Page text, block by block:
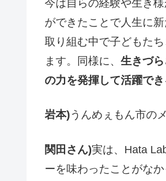
今は自らの経験や生き
ができたことで人生に
取り組む中で子どもた
ます。同様に、 生きづ
の力を発揮して活躍で
岩本) うんめぇもん市の
関田さん)実は、Hata
ーを味わったことがな